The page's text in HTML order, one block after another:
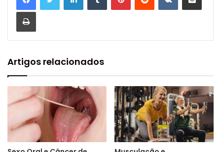
Artigos relacionados